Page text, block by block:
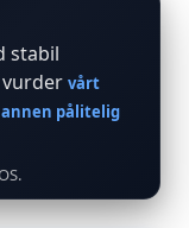
stabil
vårt
pålitelig